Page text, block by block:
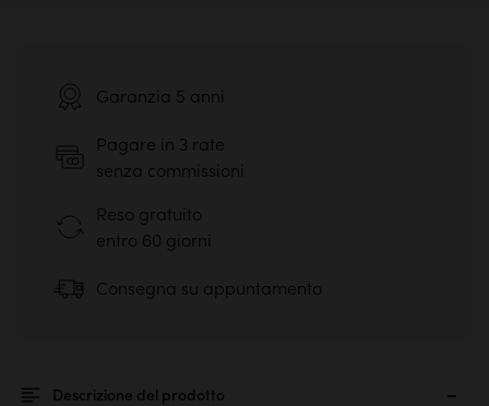
Garanzia 5 anni
Pagare in 3 rate
senza commissioni
Reso gratuito
entro 60 giorni
Consegna su appuntamento
Descrizione del prodotto